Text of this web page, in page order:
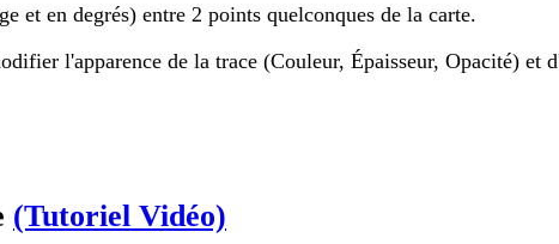
et en degrés) entre 2 points quelconques de la carte.
l'apparence de la trace (Couleur, Épaisseur, Opacité) et
(Tutoriel Vidéo)